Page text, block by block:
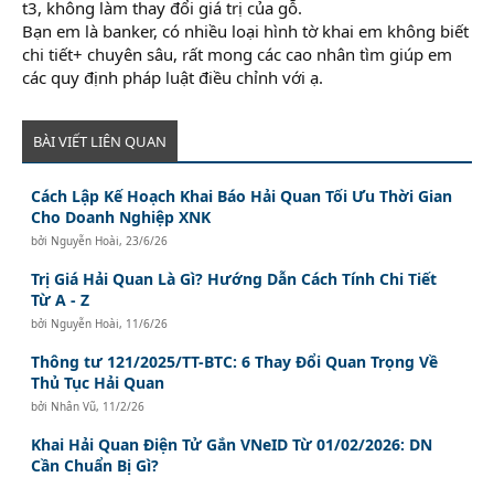
t3, không làm thay đổi giá trị của gỗ.
Bạn em là banker, có nhiều loại hình tờ khai em không biết
chi tiết+ chuyên sâu, rất mong các cao nhân tìm giúp em
các quy định pháp luật điều chỉnh với ạ.
BÀI VIẾT LIÊN QUAN
Cách Lập Kế Hoạch Khai Báo Hải Quan Tối Ưu Thời Gian
Cho Doanh Nghiệp XNK
bởi Nguyễn Hoài, 23/6/26
Trị Giá Hải Quan Là Gì? Hướng Dẫn Cách Tính Chi Tiết
Từ A - Z
bởi Nguyễn Hoài, 11/6/26
Thông tư 121/2025/TT-BTC: 6 Thay Đổi Quan Trọng Về
Thủ Tục Hải Quan
bởi Nhân Vũ, 11/2/26
Khai Hải Quan Điện Tử Gắn VNeID Từ 01/02/2026: DN
Cần Chuẩn Bị Gì?